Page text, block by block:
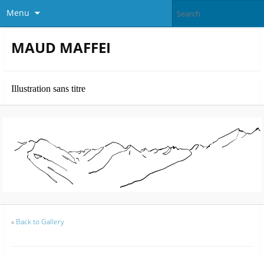
Menu
MAUD MAFFEI
Illustration sans titre
« Back to Gallery